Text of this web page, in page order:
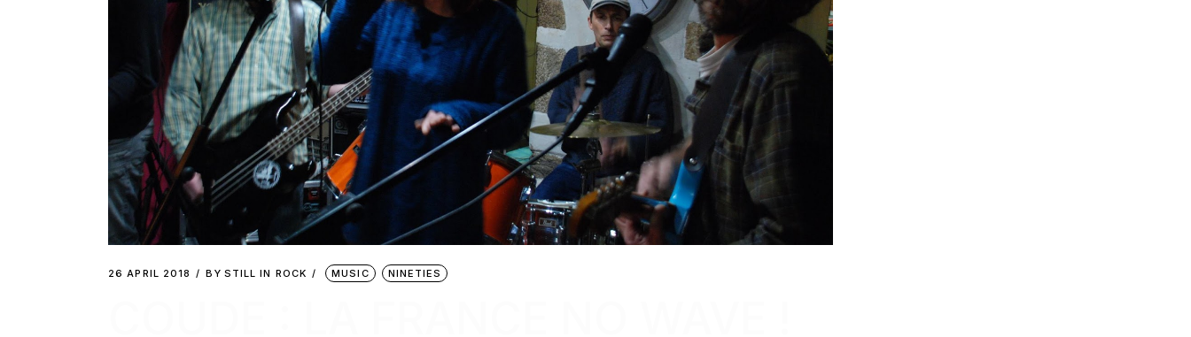
26 APRIL 2018 BY STILL IN ROCK MUSIC NINETIES